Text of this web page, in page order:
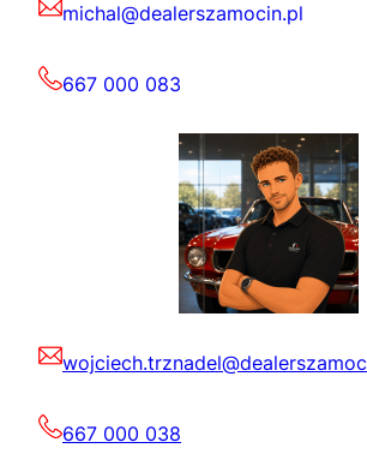
michal@dealerszamocin.pl
667 000 083
667 000 038